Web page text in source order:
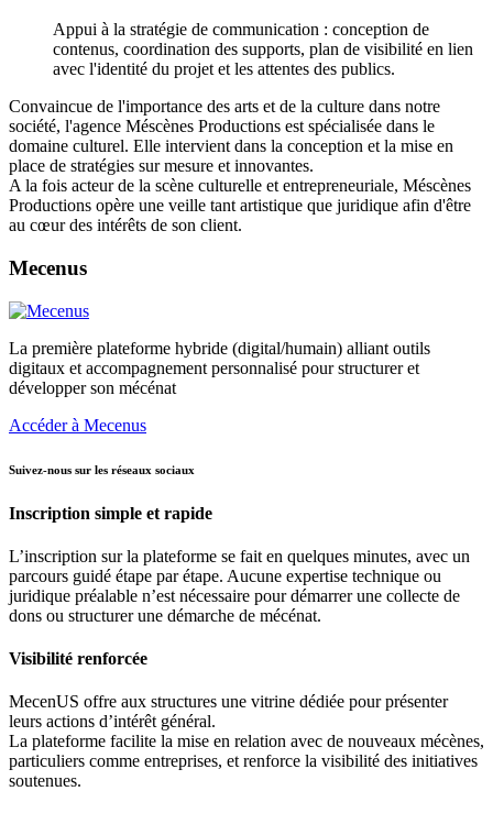
Appui à la stratégie de communication : conception de
contenus, coordination des supports, plan de visibilité en lien
avec l'identité du projet et les attentes des publics.
Convaincue de l'importance des arts et de la culture dans notre
société, l'agence Méscènes Productions est spécialisée dans le
domaine culturel. Elle intervient dans la conception et la mise en
place de stratégies sur mesure et innovantes.
A la fois acteur de la scène culturelle et entrepreneuriale, Méscènes
Productions opère une veille tant artistique que juridique afin d'être
au cœur des intérêts de son client.
Mecenus
La première plateforme hybride (digital/humain) alliant outils
digitaux et accompagnement personnalisé pour structurer et
développer son mécénat
Accéder à Mecenus
Suivez-nous sur les réseaux sociaux
Inscription simple et rapide
L’inscription sur la plateforme se fait en quelques minutes, avec un
parcours guidé étape par étape. Aucune expertise technique ou
juridique préalable n’est nécessaire pour démarrer une collecte de
dons ou structurer une démarche de mécénat.
Visibilité renforcée
MecenUS offre aux structures une vitrine dédiée pour présenter
leurs actions d’intérêt général.
La plateforme facilite la mise en relation avec de nouveaux mécènes,
particuliers comme entreprises, et renforce la visibilité des initiatives
soutenues.